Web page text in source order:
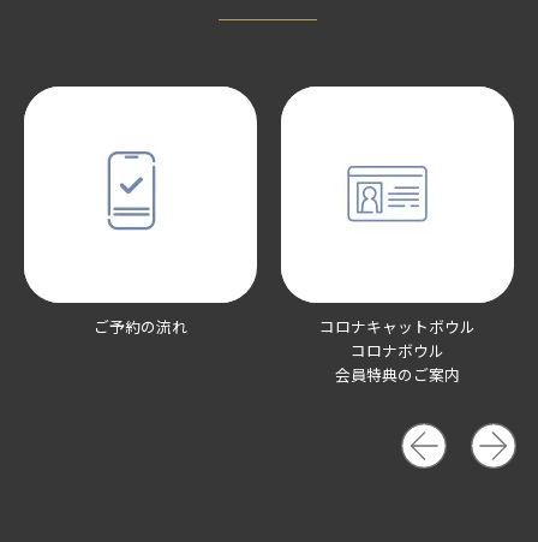
ご予約の流れ
コロナキャットボウル
コロナボウル
会員特典のご案内